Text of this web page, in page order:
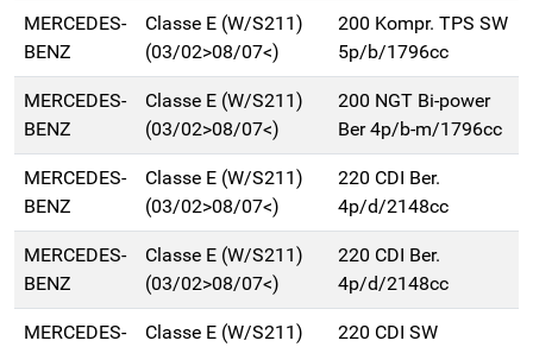
MERCEDES-
BENZ
Classe E (W/S211)
(03/02>08/07<)
200 Kompr. TPS SW
5p/b/1796cc
MERCEDES-
BENZ
Classe E (W/S211)
(03/02>08/07<)
200 NGT Bi-power
Ber 4p/b-m/1796cc
MERCEDES-
BENZ
Classe E (W/S211)
(03/02>08/07<)
220 CDI Ber.
4p/d/2148cc
MERCEDES-
BENZ
Classe E (W/S211)
(03/02>08/07<)
220 CDI Ber.
4p/d/2148cc
MERCEDES-
Classe E (W/S211)
220 CDI SW